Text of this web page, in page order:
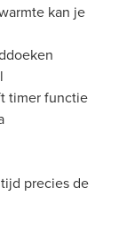
kan je
timer functie
precies de